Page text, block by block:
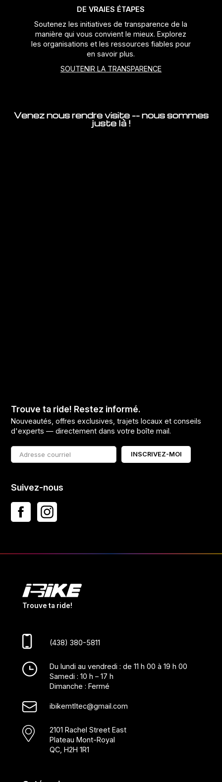
DE VRAIES ÉTAPES
Soutenez les initiatives de transparence de la
manière qui vous convient le mieux. Explorez
les organisations et les ressources fiables pour
en savoir plus.
SOUTENIR LA TRANSPARENCE
Venez nous rendre visite -- nous sommes
juste là !
Trouve ta ride! Restez informé.
Nouveautés, offres exclusives, trajets locaux et conseils
d'experts — directement dans votre boîte mail.
INSCRIVEZ-MOI
Suivez-nous
Trouve ta ride!
(438) 380-5811
Du lundi au vendredi : de 11 h 00 à 19 h 00
Samedi : 10 h – 17 h
Dimanche : Fermé
ibikemtltec@gmail.com
2101 Rachel Street East
Plateau Mont-Royal
QC, H2H 1R1